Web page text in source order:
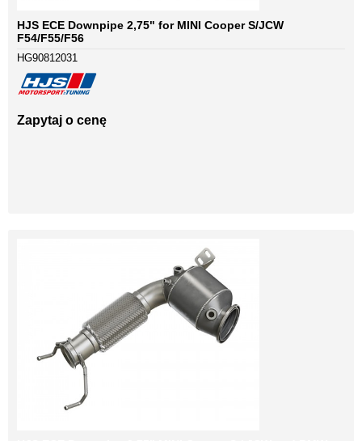
HJS ECE Downpipe 2,75" for MINI Cooper S/JCW
F54/F55/F56
HG90812031
Zapytaj o cenę